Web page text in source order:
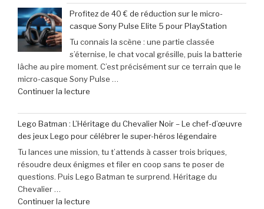
pas
manquer
en
juin
2026 »
exceptionnelle
:
le
clavier
Corsair
K70
Pro
seulement
79,99
€
(-16% »
Profitez de 40 € de réduction sur le micro-
casque Sony Pulse Elite 5 pour PlayStation
Tu connais la scène : une partie classée
s’éternise, le chat vocal grésille, puis la batterie
lâche au pire moment. C’est précisément sur ce terrain que le
micro-casque Sony Pulse …
Continuer la lecture
de
40
€
de
réduction
sur
Lego Batman : L’Héritage du Chevalier Noir – Le chef-d’œuvre
des jeux Lego pour célébrer le super-héros légendaire
Tu lances une mission, tu t’attends à casser trois briques,
résoudre deux énigmes et filer en coop sans te poser de
questions. Puis Lego Batman te surprend. Héritage du
Chevalier …
Continuer la lecture